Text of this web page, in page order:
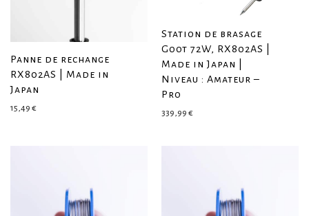
Panne de rechange
RX802AS | Made in
Japan
15,49 €
Station de brasage
Goot 72W, RX802AS |
Made in Japan |
Niveau : Amateur –
Pro
339,99 €